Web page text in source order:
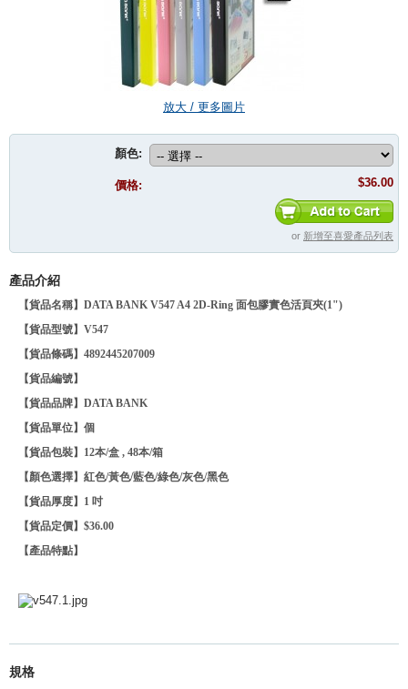
放大 / 更多圖片
顏色:
價格: $36.00
or 新增至喜愛產品列表
產品介紹
【貨品名稱】DATA BANK V547 A4 2D-Ring 面包膠實色活頁夾(1")
【貨品型號】 V547
【貨品條碼】4892445207009
【貨品編號】
【貨品品牌】DATA BANK
【貨品單位】個
【貨品包裝】12本/盒 , 48本/箱
【顏色選擇】紅色/黃色/藍色/綠色/灰色/黑色
【貨品厚度】1 吋
【貨品定價】$36.00
【產品特點】
規格